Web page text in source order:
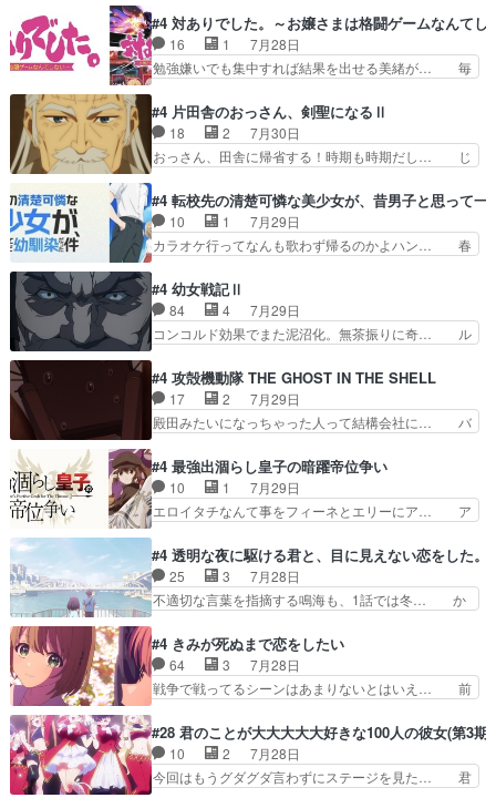
系列が4話と入れ替わってるのね… こんなデカイ
のどうやって運ぶんだよ！？姉… ダラさん、人型
形態にもなれるんか!?w髪…
国の奴らも馬鹿が多いが、夜の国も同じ… ご視聴
ありがとうございました来週もよろし… 握った◯
治郎（中の人的に）仲間であるプレ… ヨコヤの頭
の回転の速さと人間の心理を利用… 夜の国のヨコ
で夜の国の独裁支配を強化、… やはりヨコヤいい
ですね。昼の国が勝てる流… 役で出演いたしまし
た。次回も緊張が止まり…
#4 対ありでした。～お嬢さまは格闘ゲームなんてし
16 1
7月28日
勉強嫌いでも集中すれば結果を出せる美緒が… 毎
なゲームも相手が強すぎるとやる気無く… テー
マ：テスト勉強と大会感想は、美緒がテ… すげー
ーーーーーーーー良い……。女性声優… 深夜の格
ゲー対戦よりテストの方がよっぽど… 真剣に授業
ストに向けて勉強会！美緒ちゃ… 受験勉強と戦闘
の2択なら戦闘を選ぶ娘w美… 勉強嫌いでバトル
を選ぶって、ひぐらしの沙…
#4 片田舎のおっさん、剣聖になるⅡ
18 2
7月30日
おっさん、田舎に帰省する！時期も時期だし… じ
れない爺さんには夢が詰まってると思う… クル
ニ、ヘンブリッツ、ミュイと一緒におっ… 帰省、
お供ヒロインはクルニ。順番的には確… 父親から
手紙が来た。サーベルボアの退治の… ここでヘン
家に帰ることに・ベリルはミュ… おっさんの親と
なるとお爺ちゃんだよね孫扱… ・ベリル、実家に
帰ることに・ベリルはミュ…
#4 転校先の清楚可憐な美少女が、昔男子と思って一
10 1
7月29日
カラオケ行ってなんも歌わず帰るのかよハン… 春
やらあの女優さんが春希のお母さんのよ… 春希ち
ゃん姫ちゃんに野菜の子も凄え可愛い… 隼人くん
のスマホを買いに行ってたけど完全… 第４話を
U-NEXTで視聴しました。視聴… スマホを買うた
見始めてたけどなんだかん… いきなりシリアス展
開ぶち込んでくるじゃん… 春希の家庭事情は複
雑。食事とか隼人が親身…
#4 幼女戦記Ⅱ
84 4
7月29日
コンコルド効果でまた泥沼化。無茶振りに奇… ル
グを更新しました!!宜しければ、是非… 計画通り
にはいかないね笑やり遂げた(ほぼ… 今回もター
ニャに不都合なことがあったりし… 白髪の男性が
語った家族を失った喪無感が、… 連邦に対して有
油を注ぐターニャの勝利軍… 犠牲を払っても良い
ならお前たちが前線へ行… 戦闘がアッサリし過ぎ
じゃない？戦争がメイ…
#4 攻殻機動隊 THE GHOST IN THE SHELL
17 2
7月29日
殿田みたいになっちゃった人って結構会社に… バ
見た目もうただのロボでしかないんだよ… 俺らの
汗拭きそりゃいやだろwwバトー＆ト… イノセン
スの元となった回だけど、ガイノイ… アダム・リ
ンクやジェイムスン(教授)型サ… アンドロイドも
センスの土台になったエピ… コミカルなのにも慣
れてきました。１話でし… ロボットの反乱は今と
なっては良くある話し…
#4 最強出涸らし皇子の暗躍帝位争い
10 1
7月29日
エロイタチなんて事をフィーネとエリーにア… ア
スターを呼ぶ笛？黒幕は狩猟祭とは関係… 平凡な
少女に見える眼鏡w眼鏡属性は持ち合… 神アニ
メ、ケテーイ！「騎士狩猟祭、前夜の… フィーネ
がアルノルトに活躍してもらいたが… 第４話を
とフィーネの２度目のデート出… マジできな臭い
ぞ帝位争い。姉からの刺客を… ふぃーねと町の様
子を見に行ったら町中で窃…
#4 透明な夜に駆ける君と、目に見えない恋をした。
25 3
7月28日
不適切な言葉を指摘する鳴海も、1話では冬… か
接していいのかわからず戸惑うかけるも… 盲目だ
と相手の表情も分からないからどう思… 今期のバ
ックナンバーみたいなOPアニメ。… 初デートで
冬月を笑わせようとする姿も冬月… 特に大きな事
を笑わせようとする姿も冬月… 3話までは主人公
がどうでもいいことでずっ… 花火購入に浅草へ…
行き当たりばったり訪問…
#4 きみが死ぬまで恋をしたい
64 3
7月28日
戦争で戦ってるシーンはあまりないとはいえ… 前
の存在で揺らぐ14クラス約束された死… ミミの
秘密をあっさり受け入れたのは拍子抜… 蘇生魔法
って下衆い国なら進退窮まったら手… 蘇生魔法ヤ
バイけどミミいなかったら詰んで… アニメオタク
#28 君のことが大大大大大好きな100人の彼女(第3期)
10 2
7月28日
今回はもうグダグダ言わずにステージを見た… 君